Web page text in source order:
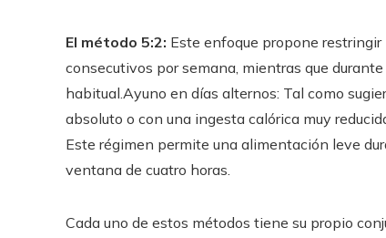
El método 5:2: Este enfoque propone
consecutivos por semana, mientras que
habitual.Ayuno en días alternos: Tal como
absoluto o con una ingesta calórica muy
Este régimen permite una alimentación leve
ventana de cuatro horas.
Cada uno de estos métodos tiene su propio